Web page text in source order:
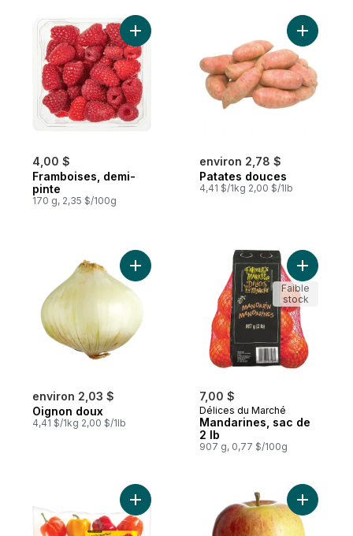
4,00 $
Framboises, demi-
pinte
170 g, 2,35 $/100g
Ajouter Framboises, demi-pinte au panier
environ 2,78 $
Patates douces
4,41 $/1kg 2,00 $/1lb
Ajouter
environ 2,03 $
Oignon doux
4,41 $/1kg 2,00 $/1lb
Ajouter Oignon doux au panier
7,00 $
Délices du Marché
Mandarines, sac de
2 lb
907 g, 0,77 $/100g
Ajouter
Faible
stock
Ajouter Naturellement imparfaitsAjouter